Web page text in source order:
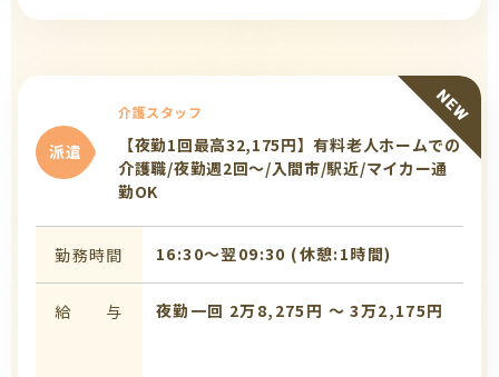
派遣
介護スタッフ
【夜勤1回最高32,175円】有料老人ホームでの
介護職/夜勤週2回～/入間市/駅近/マイカー通
勤OK
勤務時間 16:30〜翌09:30 (休憩:1時間)
給 与 夜勤一回 2万8,275円 〜 3万2,175円